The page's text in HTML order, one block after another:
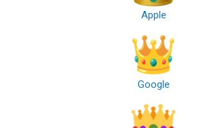
Apple
Google